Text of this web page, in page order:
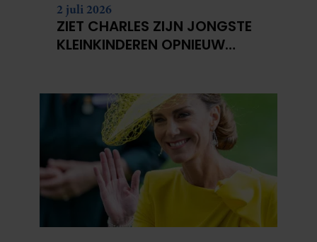
2 juli 2026
ZIET CHARLES ZIJN JONGSTE
KLEINKINDEREN OPNIEUW